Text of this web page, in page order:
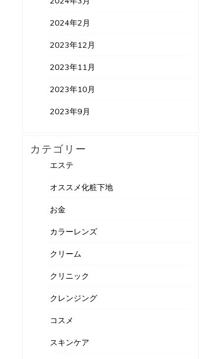
2024年2月
2023年12月
2023年11月
2023年10月
2023年9月
カテゴリー
エステ
オススメ化粧下地
お金
カラーレンズ
クリーム
クリニック
クレンジング
コスメ
スキンケア